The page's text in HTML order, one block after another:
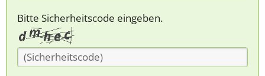
Bitte Sicherheitscode eingeben.